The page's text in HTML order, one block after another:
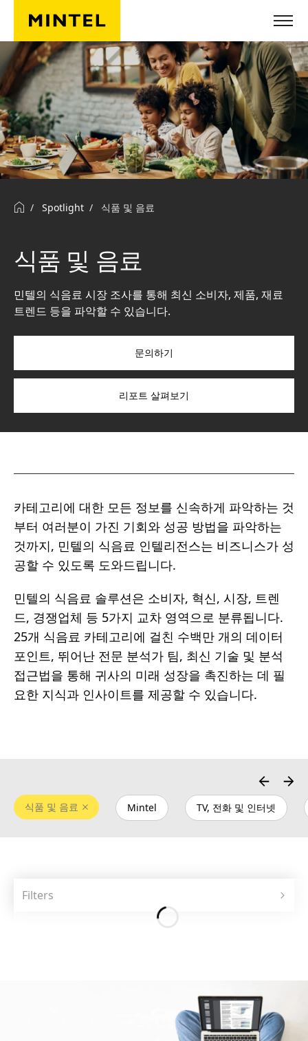
Skip to main content
Spotlight 식품 및 음료
식품 및 음료
민텔의 식음료 시장 조사를 통해 최신 소비자, 제품, 재료
트렌드 등을 파악할 수 있습니다.
문의하기
리포트 살펴보기
카테고리에 대한 모든 정보를 신속하게 파악하는 것
부터 여러분이 가진 기회와 성공 방법을 파악하는
것까지, 민텔의 식음료 인텔리전스는 비즈니스가 성
공할 수 있도록 도와드립니다.
민텔의 식음료 솔루션은 소비자, 혁신, 시장, 트렌
드, 경쟁업체 등 5가지 교차 영역으로 분류됩니다.
25개 식음료 카테고리에 걸친 수백만 개의 데이터
포인트, 뛰어난 전문 분석가 팀, 최신 기술 및 분석
접근법을 통해 귀사의 미래 성장을 촉진하는 데 필
요한 지식과 인사이트를 제공할 수 있습니다.
Mintel TV, 전화 및 인터넷
식품 및 음료
Filters